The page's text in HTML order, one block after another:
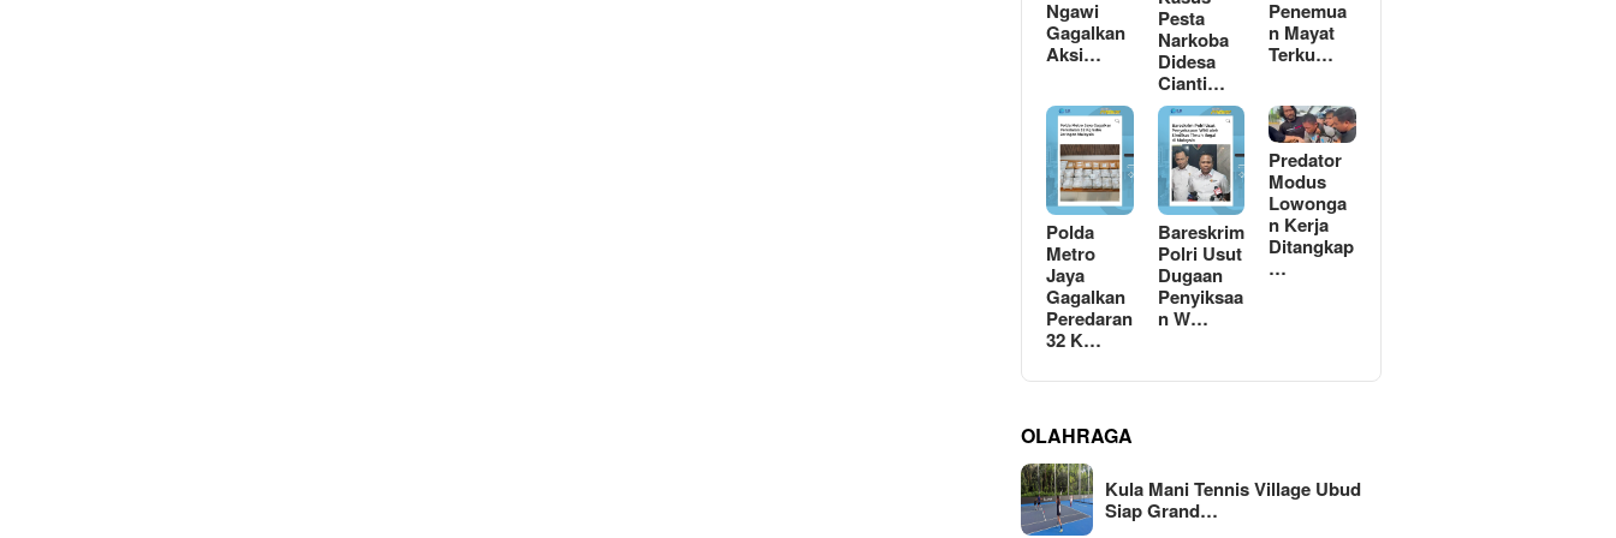
Ngawi
Gagalkan
Aksi…
Pesta
Narkoba
Didesa
Cianti…
Penemua
n Mayat
Terku…
Polda
Metro
Jaya
Gagalkan
Peredaran
32 K…
Bareskrim
Polri Usut
Dugaan
Penyiksaa
n W…
Predator
Modus
Lowonga
n Kerja
Ditangkap
…
OLAHRAGA
Kula Mani Tennis Village Ubud
Siap Grand…